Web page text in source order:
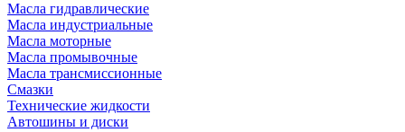
Масла гидравлические
Масла индустриальные
Масла моторные
Масла промывочные
Масла трансмиссионные
Смазки
Технические жидкости
Автошины и диски